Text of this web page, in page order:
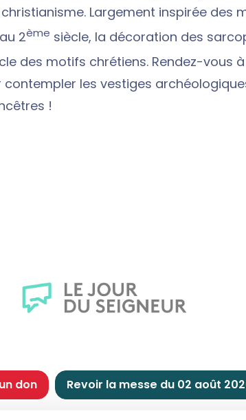
Largement inspirée des
2ème siècle, la décoration des
des motifs chrétiens. Rendez-vous à
les vestiges
!
don Revoir la messe du 02 août